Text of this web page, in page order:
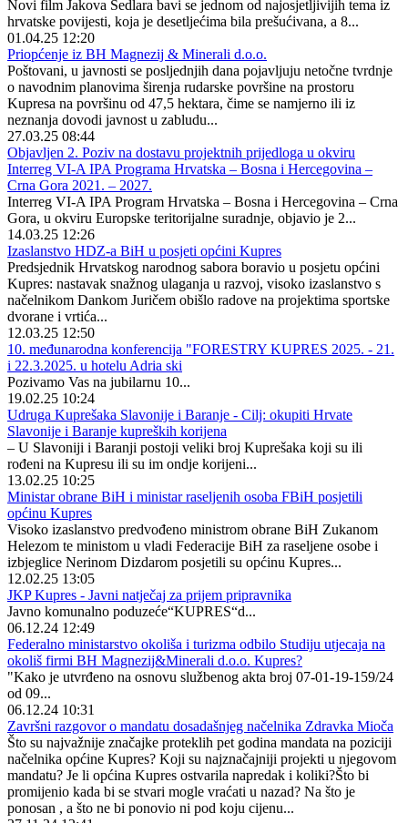
Novi film Jakova Sedlara bavi se jednom od najosjetljivijih tema iz
hrvatske povijesti, koja je desetljećima bila prešućivana, a 8...
01.04.25 12:20
Priopćenje iz BH Magnezij & Minerali d.o.o.
Poštovani, u javnosti se posljednjih dana pojavljuju netočne tvrdnje
o navodnim planovima širenja rudarske površine na prostoru
Kupresa na površinu od 47,5 hektara, čime se namjerno ili iz
neznanja dovodi javnost u zabludu...
27.03.25 08:44
Objavljen 2. Poziv na dostavu projektnih prijedloga u okviru
Interreg VI-A IPA Programa Hrvatska – Bosna i Hercegovina –
Crna Gora 2021. – 2027.
Interreg VI-A IPA Program Hrvatska – Bosna i Hercegovina – Crna
Gora, u okviru Europske teritorijalne suradnje, objavio je 2...
14.03.25 12:26
Izaslanstvo HDZ-a BiH u posjeti općini Kupres
Predsjednik Hrvatskog narodnog sabora boravio u posjetu općini
Kupres: nastavak snažnog ulaganja u razvoj, visoko izaslanstvo s
načelnikom Dankom Juričem obišlo radove na projektima sportske
dvorane i vrtića...
12.03.25 12:50
10. međunarodna konferencija "FORESTRY KUPRES 2025. - 21.
i 22.3.2025. u hotelu Adria ski
Pozivamo Vas na jubilarnu 10...
19.02.25 10:24
Udruga Kuprešaka Slavonije i Baranje - Cilj: okupiti Hrvate
Slavonije i Baranje kupreških korijena
– U Slavoniji i Baranji postoji veliki broj Kuprešaka koji su ili
rođeni na Kupresu ili su im ondje korijeni...
13.02.25 10:25
Ministar obrane BiH i ministar raseljenih osoba FBiH posjetili
općinu Kupres
Visoko izaslanstvo predvođeno ministrom obrane BiH Zukanom
Helezom te ministom u vladi Federacije BiH za raseljene osobe i
izbjeglice Nerinom Dizdarom posjetili su općinu Kupres...
12.02.25 13:05
JKP Kupres - Javni natječaj za prijem pripravnika
Javno komunalno poduzeće“KUPRES“d...
06.12.24 12:49
Federalno ministarstvo okoliša i turizma odbilo Studiju utjecaja na
okoliš firmi BH Magnezij&Minerali d.o.o. Kupres?
"Kako je utvrđeno na osnovu službenog akta broj 07-01-19-159/24
od 09...
06.12.24 10:31
Završni razgovor o mandatu dosadašnjeg načelnika Zdravka Mioča
Što su najvažnije značajke proteklih pet godina mandata na poziciji
načelnika općine Kupres? Koji su najznačajniji projekti u njegovom
mandatu? Je li općina Kupres ostvarila napredak i koliki?Što bi
promijenio kada bi se stvari mogle vraćati u nazad? Na što je
ponosan , a što ne bi ponovio ni pod koju cijenu...